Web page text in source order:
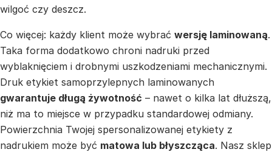
wilgoć czy deszcz.
Co więcej: każdy klient może wybrać wersję laminowaną.
Taka forma dodatkowo chroni nadruki przed
wyblaknięciem i drobnymi uszkodzeniami mechanicznymi.
Druk etykiet samoprzylepnych laminowanych
gwarantuje długą żywotność – nawet o kilka lat dłuższą,
niż ma to miejsce w przypadku standardowej odmiany.
Powierzchnia Twojej spersonalizowanej etykiety z
nadrukiem może być matowa lub błyszcząca. Nasz sklep